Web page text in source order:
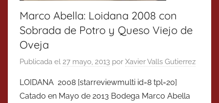
Marco Abella: Loidana 2008 con
Sobrada de Potro y Queso Viejo de
Oveja
Publicada el 27 mayo, 2013 por Xavier Valls Gutierrez
LOIDANA 2008 [starreviewmulti id=8 tpl=20]
Catado en Mayo de 2013 Bodega Marco Abella